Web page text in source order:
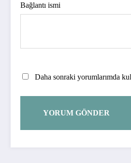
Bağlantı ismi
Daha sonraki yorumlarımda